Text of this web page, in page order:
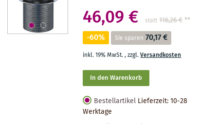
46,09 € statt 116,26 €**
-60% Sie sparen 70,17 €
inkl. 19% MwSt.,zzgl.Versandkosten
In den Warenkorb
Bestellartikel Lieferzeit: 10-28
Werktage